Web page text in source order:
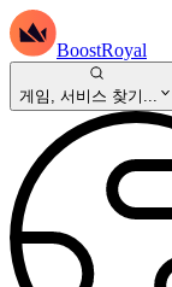
BoostRoyal
게임, 서비스 찾기...